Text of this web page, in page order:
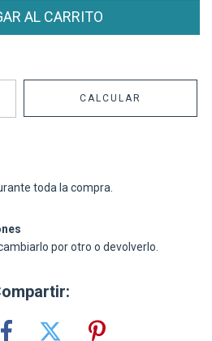
CALCULAR
toda la compra.
por otro o devolverlo.